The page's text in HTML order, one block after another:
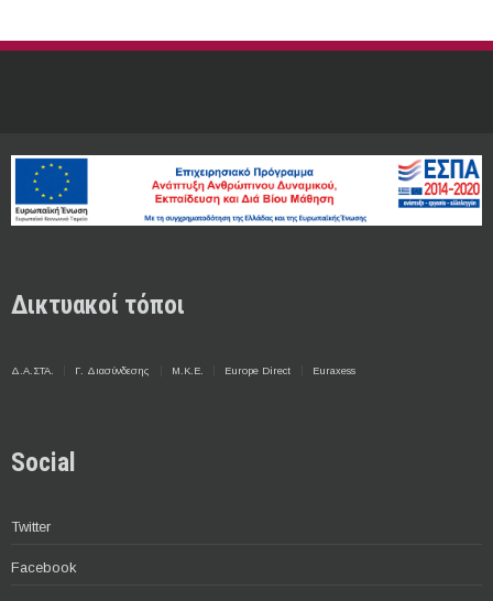
Δικτυακοί τόποι
Δ.Α.ΣΤΑ. Γ. Διασύνδεσης Μ.Κ.Ε. Europe Direct Euraxess
Social
Twitter
Facebook